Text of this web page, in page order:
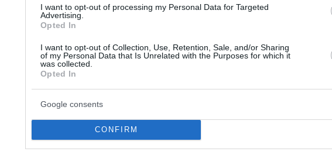
I want to opt-out of processing my Personal Data for Targeted
Advertising.
Opted In
I want to opt-out of Collection, Use, Retention, Sale, and/or Sharing
of my Personal Data that Is Unrelated with the Purposes for which it
was collected.
Opted In
Google consents
CONFIRM
ΡΟΗ ΕΙΔΗΣΕΩΝ
στο προφίλ της
πριν 4 λεπτά
Ο τυφώνας Dolphin σαρώνει την
Ιαπωνία: Ακυρώσεις πτήσεων,
Φισκάρδο, δείτε βίντεο
πριν 23 λεπτά